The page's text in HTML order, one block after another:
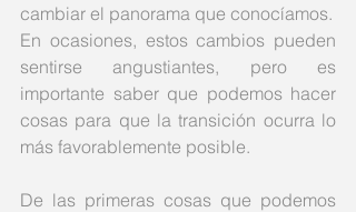
cambiar el panorama que conocíamos.
En ocasiones, estos cambios pueden
sentirse angustiantes, pero es
importante saber que podemos hacer
cosas para que la transición ocurra lo
más favorablemente posible.
De las primeras cosas que podemos